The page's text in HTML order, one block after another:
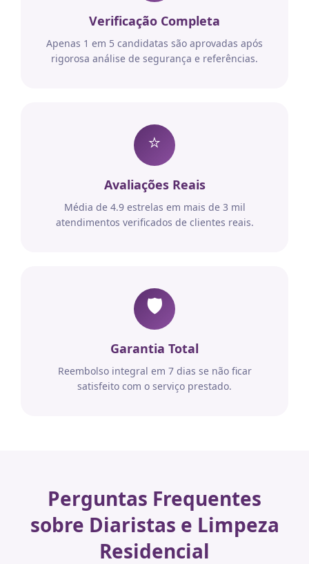
Verificação Completa
Apenas 1 em 5 candidatas são aprovadas após
rigorosa análise de segurança e referências.
⭐
Avaliações Reais
Média de 4.9 estrelas em mais de 3 mil
atendimentos verificados de clientes reais.
🛡️
Garantia Total
Reembolso integral em 7 dias se não ficar
satisfeito com o serviço prestado.
Perguntas Frequentes
sobre Diaristas e Limpeza
Residencial